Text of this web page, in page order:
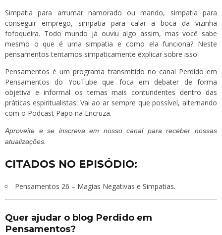
Simpatia para arrumar namorado ou marido, simpatia para
conseguir emprego, simpatia para calar a boca da vizinha
fofoqueira. Todo mundo já ouviu algo assim, mas você sabe
mesmo o que é uma simpatia e como ela funciona? Neste
pensamentos tentamos simpaticamente explicar sobre isso.
Pensamentos é um programa transmitido no canal Perdido em
Pensamentos do YouTube que foca em debater de forma
objetiva e informal os temas mais contundentes dentro das
práticas espiritualistas. Vai ao ar sempre que possível, alternando
com o Podcast Papo na Encruza.
Aproveite e se inscreva em nosso canal para receber nossas
atualizações.
CITADOS NO EPISÓDIO:
Pensamentos 26 – Magias Negativas e Simpatias.
Quer ajudar o blog Perdido em
Pensamentos?